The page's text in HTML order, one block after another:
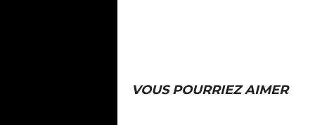
VOUS POURRIEZ AIMER